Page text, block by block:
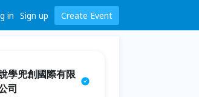
in Sign up Create Event
學兜創國際有限
司